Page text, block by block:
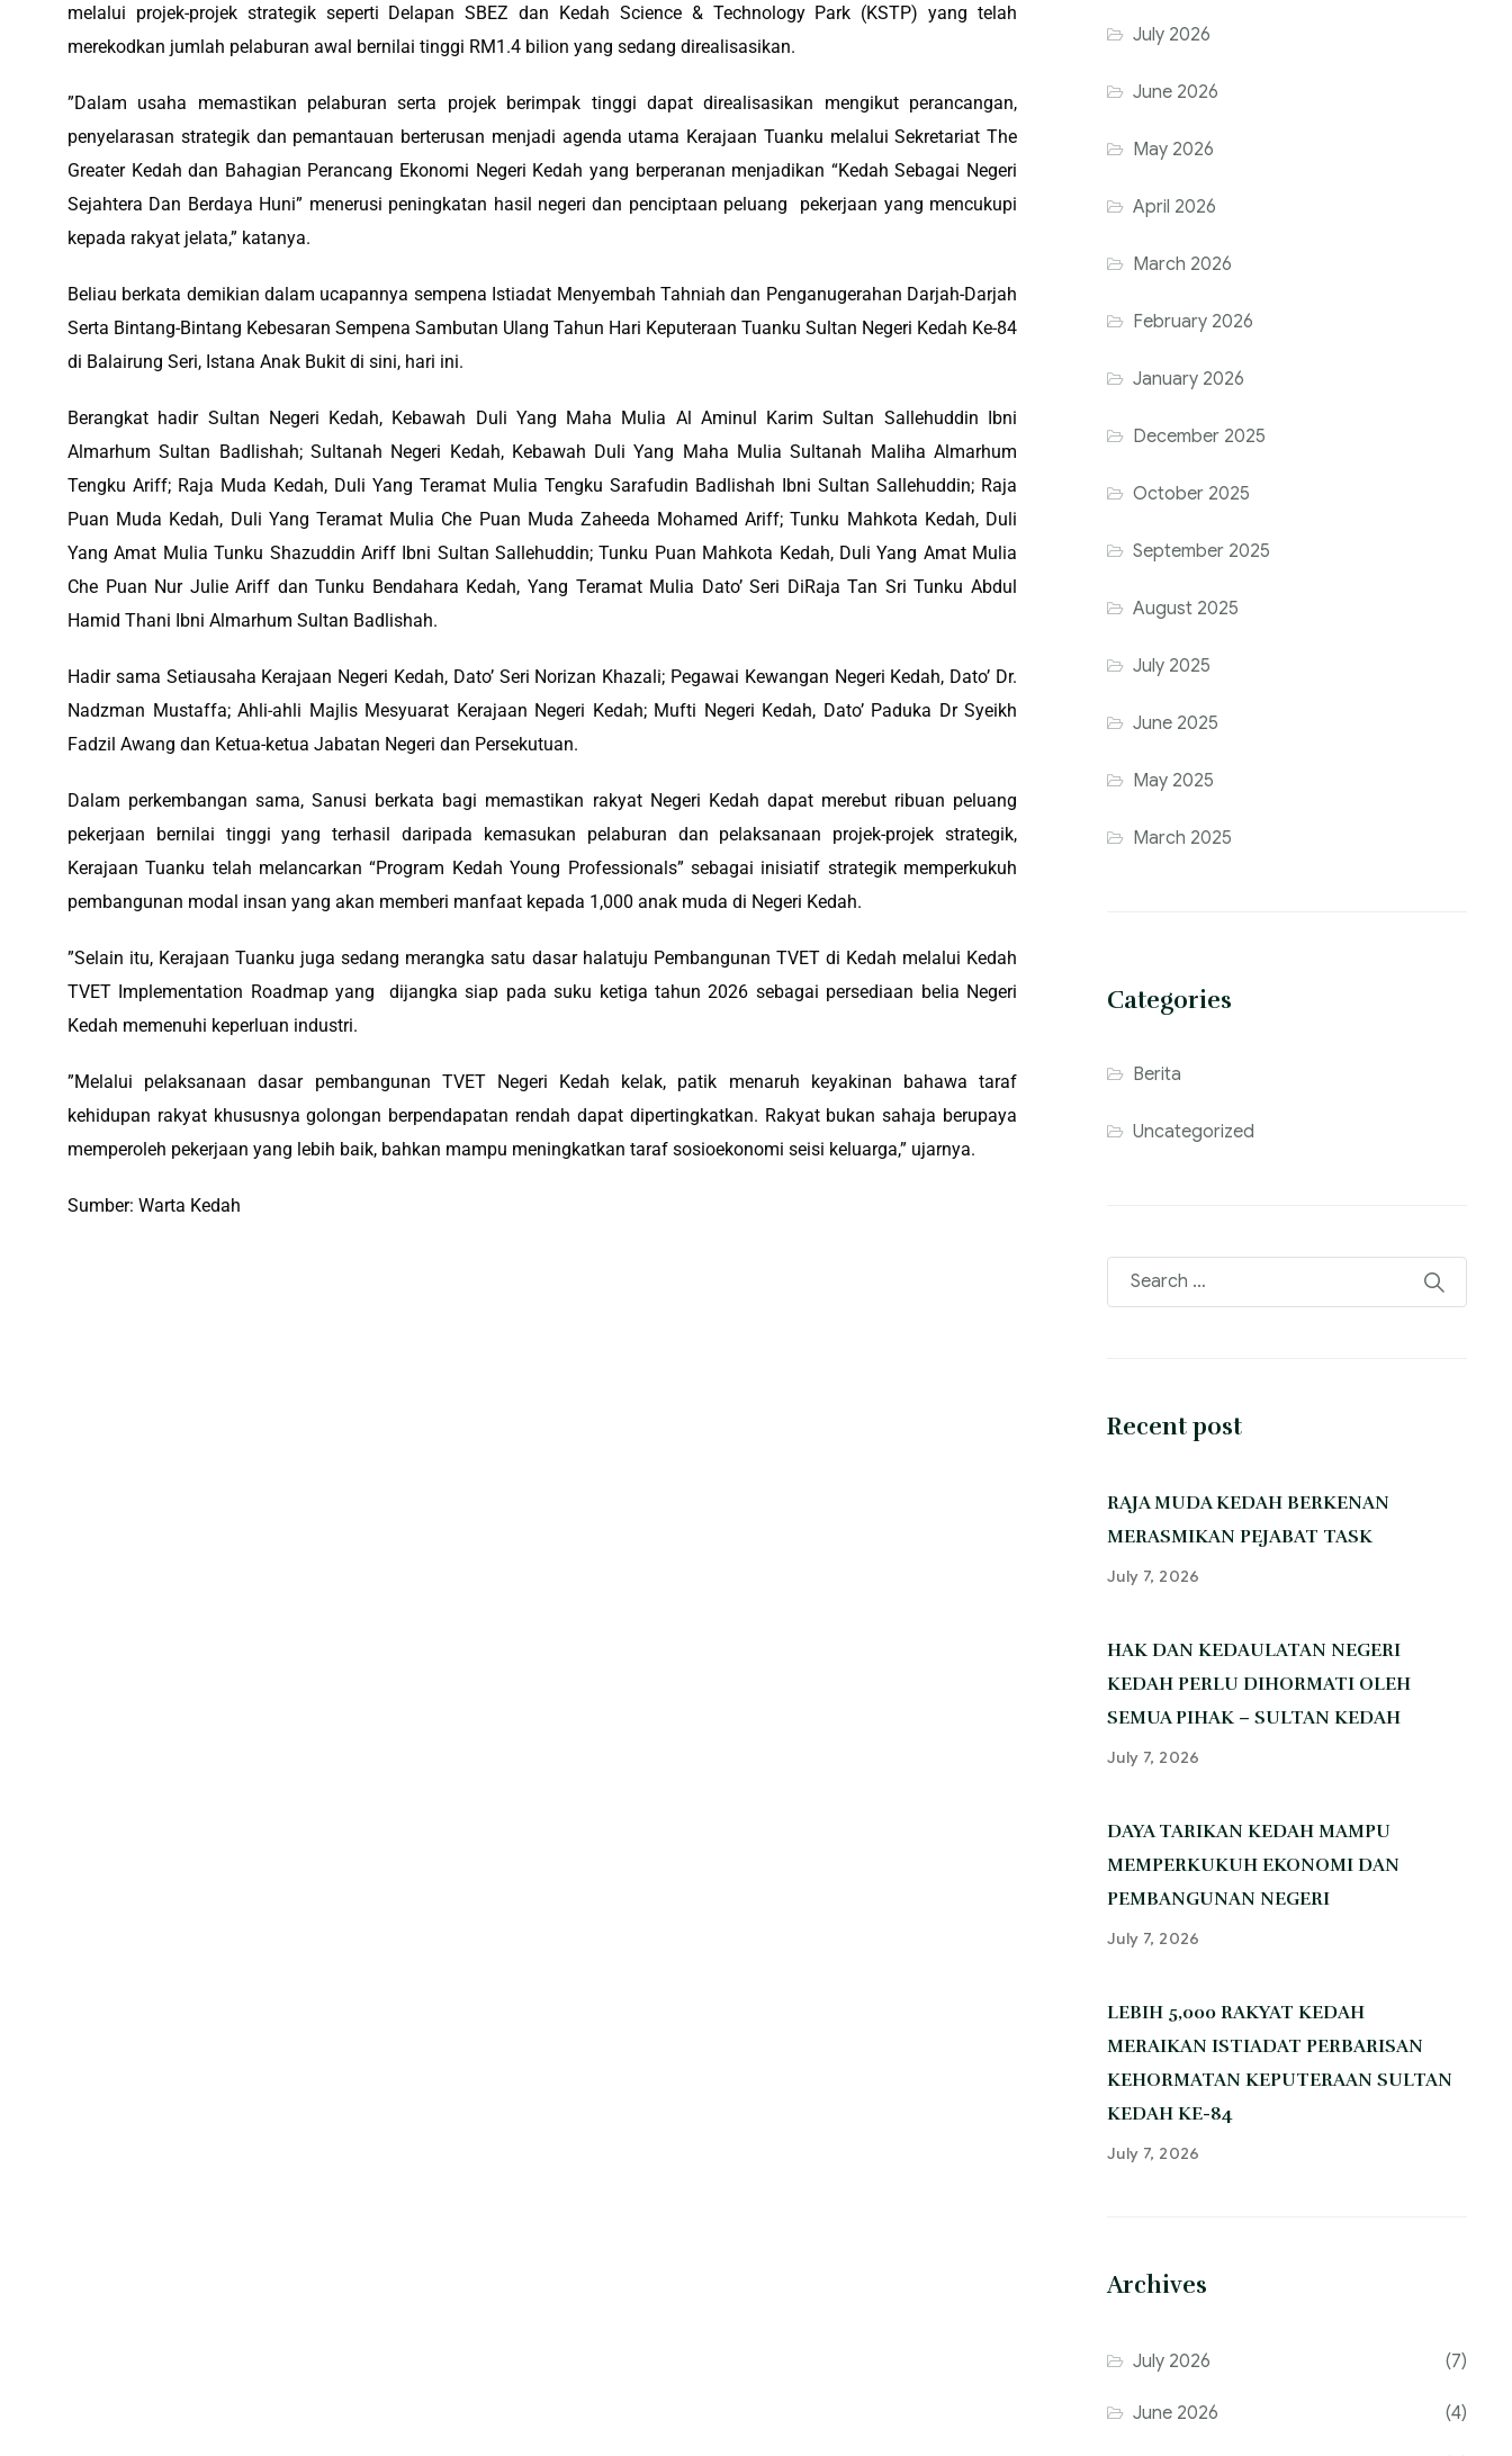
melalui projek-projek strategik seperti Delapan SBEZ dan Kedah Science & Technology Park (KSTP) yang telah
merekodkan jumlah pelaburan awal bernilai tinggi RM1.4 bilion yang sedang direalisasikan.
‎”Dalam usaha memastikan pelaburan serta projek berimpak tinggi dapat direalisasikan mengikut perancangan,
penyelarasan strategik dan pemantauan berterusan menjadi agenda utama Kerajaan Tuanku melalui Sekretariat The
Greater Kedah dan Bahagian Perancang Ekonomi Negeri Kedah yang berperanan menjadikan “Kedah Sebagai Negeri
Sejahtera Dan Berdaya Huni” menerusi peningkatan hasil negeri dan penciptaan peluang
pekerjaan yang mencukupi
kepada rakyat jelata,” katanya.
‎Beliau berkata demikian dalam ucapannya sempena Istiadat Menyembah Tahniah dan Penganugerahan Darjah-Darjah
Serta Bintang-Bintang Kebesaran Sempena Sambutan Ulang Tahun Hari Keputeraan Tuanku Sultan Negeri Kedah Ke-84
di Balairung Seri, Istana Anak Bukit di sini, hari ini.
‎Berangkat hadir Sultan Negeri Kedah, Kebawah Duli Yang Maha Mulia Al Aminul Karim Sultan Sallehuddin Ibni
Almarhum Sultan Badlishah; Sultanah Negeri Kedah, Kebawah Duli Yang Maha Mulia Sultanah Maliha Almarhum
Tengku Ariff; Raja Muda Kedah, Duli Yang Teramat Mulia Tengku Sarafudin Badlishah Ibni Sultan Sallehuddin; Raja
Puan Muda Kedah, Duli Yang Teramat Mulia Che Puan Muda Zaheeda Mohamed Ariff; Tunku Mahkota Kedah, Duli
Yang Amat Mulia Tunku Shazuddin Ariff Ibni Sultan Sallehuddin; Tunku Puan Mahkota Kedah, Duli Yang Amat Mulia
Che Puan Nur Julie Ariff dan Tunku Bendahara Kedah, Yang Teramat Mulia Dato’ Seri DiRaja Tan Sri Tunku Abdul
Hamid Thani Ibni Almarhum Sultan Badlishah.
‎Hadir sama Setiausaha Kerajaan Negeri Kedah, Dato’ Seri Norizan Khazali; Pegawai Kewangan Negeri Kedah, Dato’ Dr.
Nadzman Mustaffa; Ahli-ahli Majlis Mesyuarat Kerajaan Negeri Kedah; Mufti Negeri Kedah, Dato’ Paduka Dr Syeikh
Fadzil Awang dan Ketua-ketua Jabatan Negeri dan Persekutuan.
‎Dalam perkembangan sama, Sanusi berkata bagi memastikan rakyat Negeri Kedah dapat merebut ribuan peluang
pekerjaan bernilai tinggi yang terhasil daripada kemasukan pelaburan dan pelaksanaan projek-projek strategik,
Kerajaan Tuanku telah melancarkan “Program Kedah Young Professionals” sebagai inisiatif strategik memperkukuh
pembangunan modal insan yang akan memberi manfaat kepada 1,000 anak muda di Negeri Kedah.
‎”Selain itu, Kerajaan Tuanku juga sedang merangka satu dasar halatuju Pembangunan TVET di Kedah melalui Kedah
TVET Implementation Roadmap yang
dijangka siap pada suku ketiga tahun 2026 sebagai persediaan belia Negeri
Kedah memenuhi keperluan industri.
‎”Melalui pelaksanaan dasar pembangunan TVET Negeri Kedah kelak, patik menaruh keyakinan bahawa taraf
kehidupan rakyat khususnya golongan berpendapatan rendah dapat dipertingkatkan. Rakyat bukan sahaja berupaya
memperoleh pekerjaan yang lebih baik, bahkan mampu meningkatkan taraf sosioekonomi seisi keluarga,” ujarnya.
Sumber: Warta Kedah
July 2026
June 2026
May 2026
April 2026
March 2026
February 2026
January 2026
December 2025
October 2025
September 2025
August 2025
July 2025
June 2025
May 2025
March 2025
Categories
Berita
Uncategorized
Recent post
‎RAJA MUDA KEDAH BERKENAN
MERASMIKAN PEJABAT TASK
July 7, 2026
‎HAK DAN KEDAULATAN NEGERI
KEDAH PERLU DIHORMATI OLEH
SEMUA PIHAK – SULTAN KEDAH
July 7, 2026
‎DAYA TARIKAN KEDAH MAMPU
MEMPERKUKUH EKONOMI DAN
PEMBANGUNAN NEGERI
July 7, 2026
‎LEBIH 5,000 RAKYAT KEDAH
MERAIKAN ISTIADAT PERBARISAN
KEHORMATAN KEPUTERAAN SULTAN
KEDAH KE-84
July 7, 2026
Archives
July 2026 (7)
June 2026 (4)